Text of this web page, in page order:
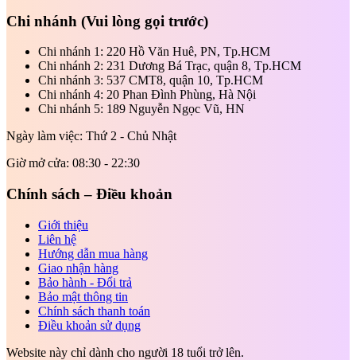
Chi nhánh (Vui lòng gọi trước)
Chi nhánh 1: 220 Hồ Văn Huê, PN, Tp.HCM
Chi nhánh 2: 231 Dương Bá Trạc, quận 8, Tp.HCM
Chi nhánh 3: 537 CMT8, quận 10, Tp.HCM
Chi nhánh 4: 20 Phan Đình Phùng, Hà Nội
Chi nhánh 5: 189 Nguyễn Ngọc Vũ, HN
Ngày làm việc: Thứ 2 - Chủ Nhật
Giờ mở cửa: 08:30 - 22:30
Chính sách – Điều khoản
Giới thiệu
Liên hệ
Hướng dẫn mua hàng
Giao nhận hàng
Bảo hành - Đổi trả
Bảo mật thông tin
Chính sách thanh toán
Điều khoản sử dụng
Website này chỉ dành cho người 18 tuổi trở lên.